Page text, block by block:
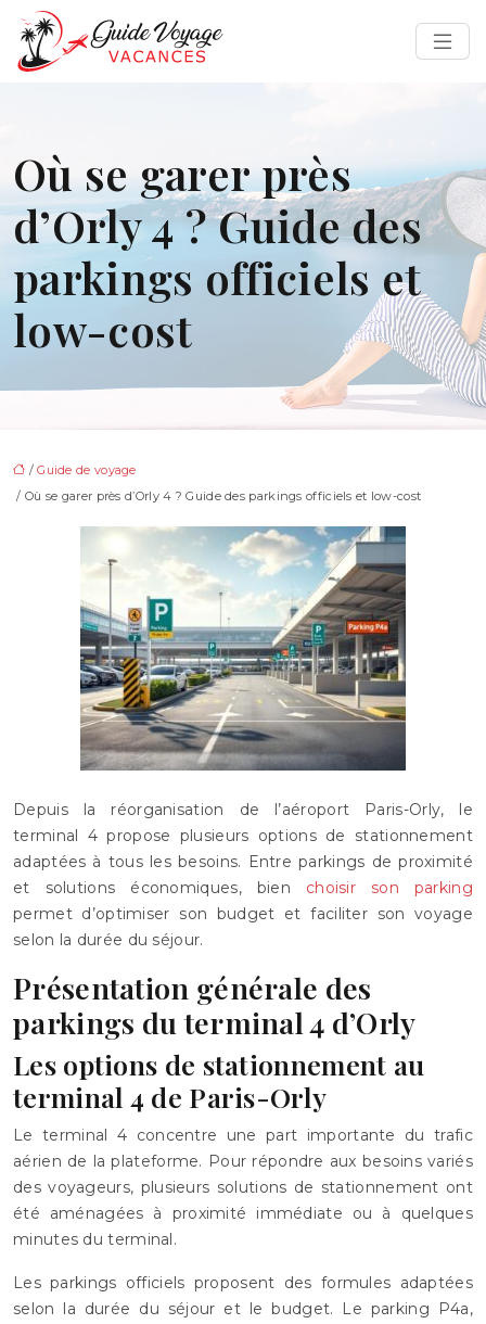
Où se garer près
d’Orly 4 ? Guide des
parkings officiels et
low-cost
/Guide de voyage
/ Où se garer près d’Orly 4 ? Guide des parkings officiels et low-cost
Depuis la réorganisation de l’aéroport Paris-Orly, le
terminal 4 propose plusieurs options de stationnement
adaptées à tous les besoins. Entre parkings de proximité
et solutions économiques, bien choisir son parking
permet d’optimiser son budget et faciliter son voyage
selon la durée du séjour.
Présentation générale des
parkings du terminal 4 d’Orly
Les options de stationnement au
terminal 4 de Paris-Orly
Le terminal 4 concentre une part importante du trafic
aérien de la plateforme. Pour répondre aux besoins variés
des voyageurs, plusieurs solutions de stationnement ont
été aménagées à proximité immédiate ou à quelques
minutes du terminal.
Les parkings officiels proposent des formules adaptées
selon la durée du séjour et le budget. Le parking P4a,